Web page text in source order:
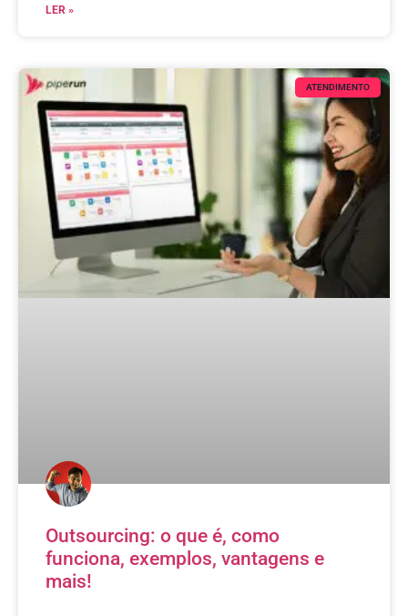
LER »
ATENDIMENTO
Outsourcing: o que é, como
funciona, exemplos, vantagens e
mais!